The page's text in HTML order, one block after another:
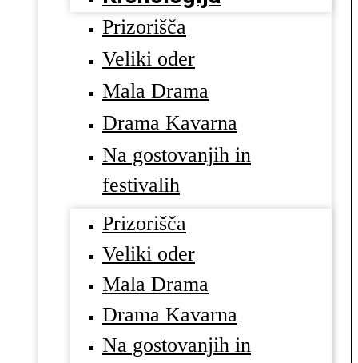
Prizorišča
Veliki oder
Mala Drama
Drama Kavarna
Na gostovanjih in
festivalih
Prizorišča
Veliki oder
Mala Drama
Drama Kavarna
Na gostovanjih in